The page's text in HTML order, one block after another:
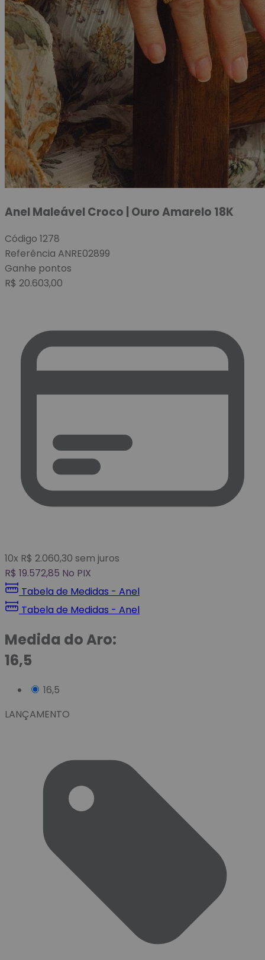
Anel Maleável Croco | Ouro Amarelo 18K
Código 1278
Referência ANRE02899
Ganhe pontos
R$ 20.603,00
10x R$ 2.060,30 sem juros
R$ 19.572,85 No PIX
Tabela de Medidas - Anel
Tabela de Medidas - Anel
Medida do Aro:
16,5
16,5